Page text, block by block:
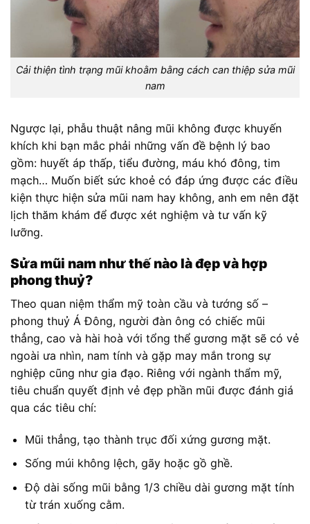
Cải thiện tình trạng mũi khoằm bằng cách can thiệp sửa mũi
nam
Ngược lại, phẫu thuật nâng mũi không được khuyến
khích khi bạn mắc phải những vấn đề bệnh lý bao
gồm: huyết áp thấp, tiểu đường, máu khó đông, tim
mạch… Muốn biết sức khoẻ có đáp ứng được các điều
kiện thực hiện sửa mũi nam hay không, anh em nên đặt
lịch thăm khám để được xét nghiệm và tư vấn kỹ
lưỡng.
Sửa mũi nam như thế nào là đẹp và hợp
phong thuỷ?
Theo quan niệm thẩm mỹ toàn cầu và tướng số –
phong thuỷ Á Đông, người đàn ông có chiếc mũi
thẳng, cao và hài hoà với tổng thể gương mặt sẽ có vẻ
ngoài ưa nhìn, nam tính và gặp may mắn trong sự
nghiệp cũng như gia đạo. Riêng với ngành thẩm mỹ,
tiêu chuẩn quyết định vẻ đẹp phần mũi được đánh giá
qua các tiêu chí:
Mũi thẳng, tạo thành trục đối xứng gương mặt.
Sống múi không lệch, gãy hoặc gồ ghề.
Độ dài sống mũi bằng 1/3 chiều dài gương mặt tính
từ trán xuống cằm.